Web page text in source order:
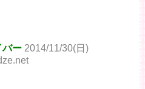
バー 2014/11/30(日)